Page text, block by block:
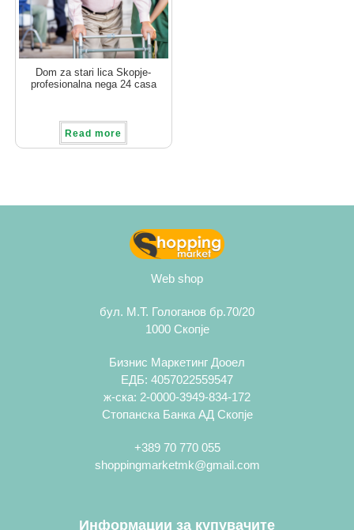
Dom za stari lica Skopje-
profesionalna nega 24 casa
Read more
Web shop
бул. М.Т. Гологанов бр.70/20
1000 Скопје
Бизнис Маркетинг Дооел
ЕДБ: 4057022559547
ж-ска: 2-0000-3949-834-172
Стопанска Банка АД Скопје
+389 70 770 055
shoppingmarketmk@gmail.com
Информации за купувачите